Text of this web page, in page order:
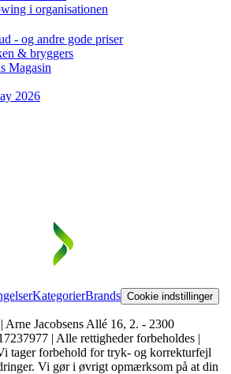
i organisationen
- og andre gode priser
& bryggers
Magasin
2026
KategorierBrands Cookie indstillinger
Jacobsens Allé 16, 2. - 2300
| Alle rettigheder forbeholdes |
tager forbehold for tryk- og korrekturfejl
Vi gør i øvrigt opmærksom på at din